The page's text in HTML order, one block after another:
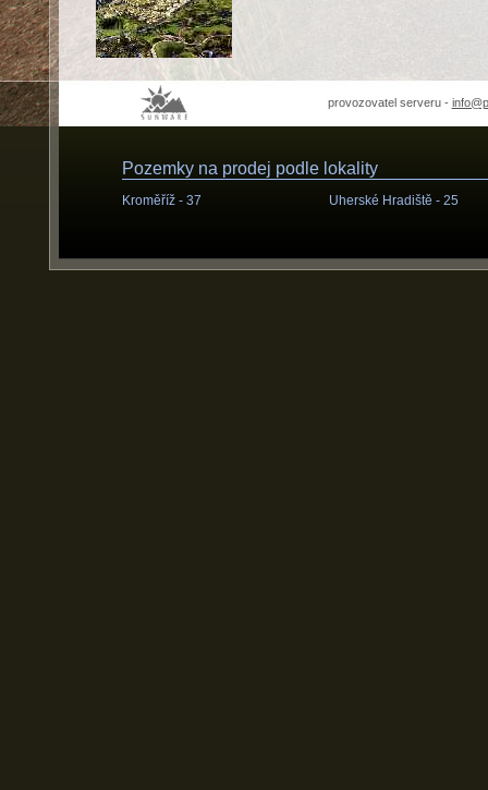
provozovatel serveru -
Pozemky na prodej podle lokality
Kroměříž - 37 Uherské Hradiště - 25